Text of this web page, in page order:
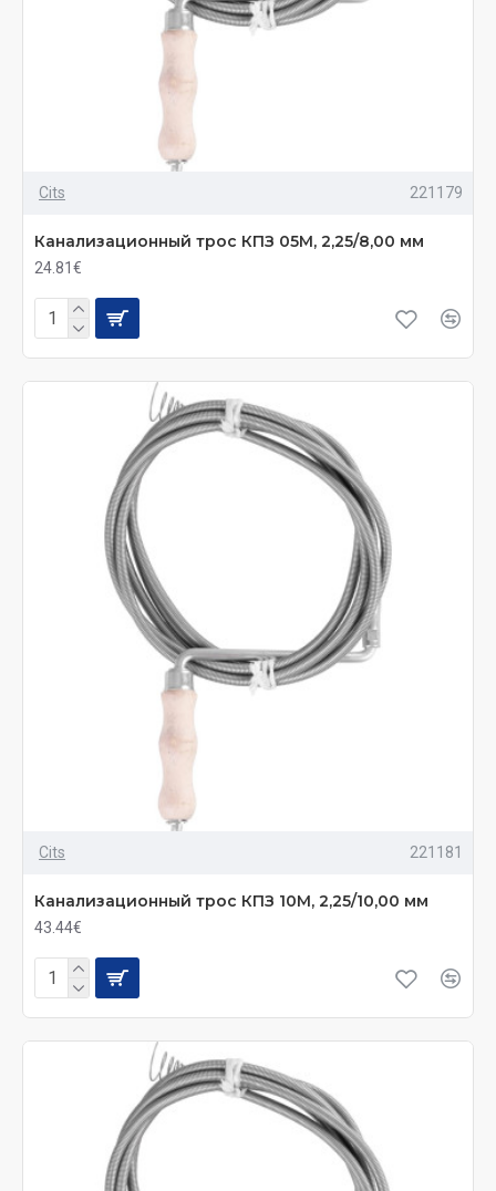
Cits 221179
Канализационный трос КПЗ 05М, 2,25/8,00 мм
24.81€
Cits 221181
Канализационный трос КПЗ 10М, 2,25/10,00 мм
43.44€